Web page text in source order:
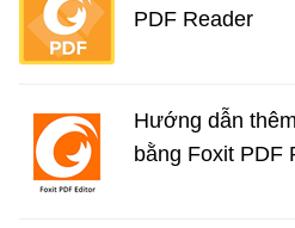
PDF Reader
Hướng dẫn
bằng Foxit PDF